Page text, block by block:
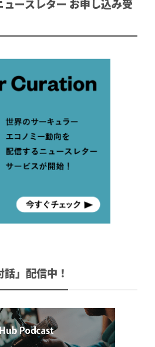
ースレター お申し込み受
」配信中！